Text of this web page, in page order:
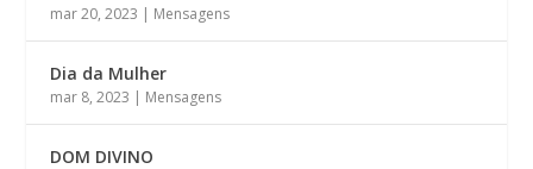
mar 20, 2023 | Mensagens
Dia da Mulher
mar 8, 2023 | Mensagens
DOM DIVINO